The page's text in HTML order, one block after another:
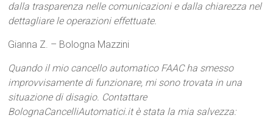
dalla trasparenza nelle comunicazioni e dalla chiarezza nel
dettagliare le operazioni effettuate.
Gianna Z. – Bologna Mazzini
Quando il mio cancello automatico FAAC ha smesso
improvvisamente di funzionare, mi sono trovata in una
situazione di disagio. Contattare
BolognaCancelliAutomatici.it è stata la mia salvezza: